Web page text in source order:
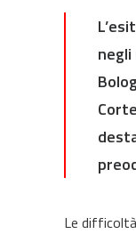
Le